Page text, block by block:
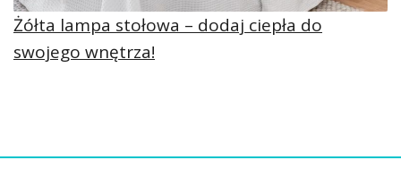
Żółta lampa stołowa – dodaj ciepła do
swojego wnętrza!